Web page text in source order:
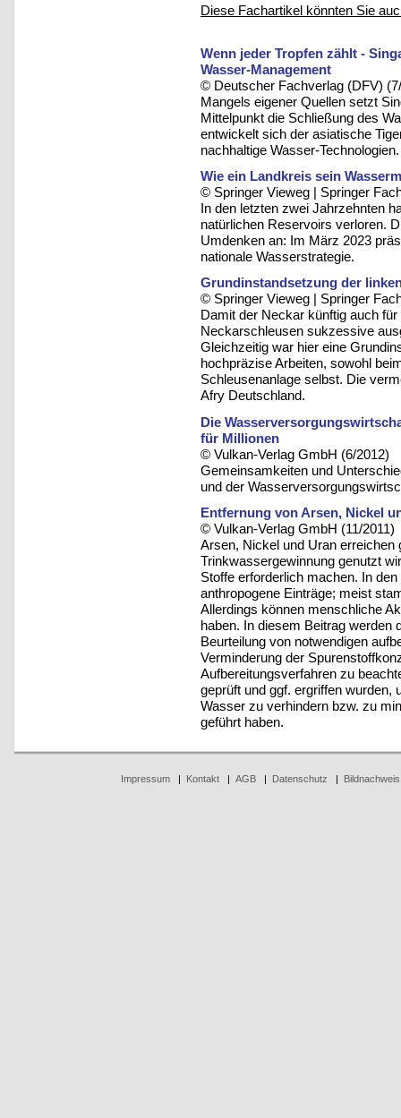
Diese Fachartikel könnten Sie
Wenn jeder Tropfen zählt -
Wasser-Management
© Deutscher Fachverlag (DFV)
Mangels eigener Quellen setzt
Mittelpunkt die Schließung des
entwickelt sich der asiatische
nachhaltige Wasser-Technologien.
Wie ein Landkreis sein
© Springer Vieweg | Springer
In den letzten zwei Jahrzehnten
natürlichen Reservoirs verloren.
Umdenken an: Im März 2023
nationale Wasserstrategie.
Grundinstandsetzung der
© Springer Vieweg | Springer
Damit der Neckar künftig auch
Neckarschleusen sukzessive
Gleichzeitig war hier eine
hochpräzise Arbeiten, sowohl
Schleusenanlage selbst. Die
Afry Deutschland.
Die
für Millionen
© Vulkan-Verlag GmbH (6/2012)
Gemeinsamkeiten und
und der
Entfernung von Arsen, Nickel
© Vulkan-Verlag GmbH (11/2011)
Arsen, Nickel und Uran
Trinkwassergewinnung genutzt
Stoffe erforderlich machen. In
anthropogene Einträge; meist
Allerdings können menschliche
haben. In diesem Beitrag werden
Beurteilung von notwendigen
Verminderung der
Aufbereitungsverfahren zu
geprüft und ggf. ergriffen wurden,
Wasser zu verhindern bzw. zu
geführt haben.
Impressum| Kontakt| AGB| Datenschutz Bildnachweis